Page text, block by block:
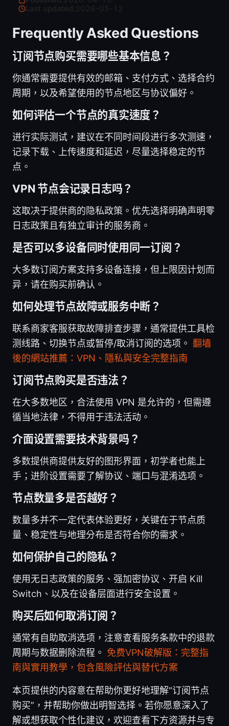
Last updated:
Frequently Asked Questions
订阅节点购买需要哪些基本信息？
你通常需要提供有效的邮箱、支付方式、选择合约
周期，以及希望使用的节点地区与协议偏好。
如何评估一个节点的真实速度？
进行实际测试，建议在不同时间段进行多次测速，
记录下载、上传速度和延迟，尽量选择稳定的节
点。
VPN 节点会记录日志吗？
这取决于提供商的隐私政策。优先选择明确声明零
日志政策且有独立审计的服务商。
是否可以多设备同时使用同一订阅？
大多数订阅方案支持多设备连接，但上限因计划而
异，请在购买前确认。
如何处理节点故障或服务中断？
联系商家客服获取故障排查步骤，通常提供工具检
测线路、切换节点或暂停/取消订阅的选项。 翻墙
後的網站推薦：VPN、隱私與安全完整指南
订阅节点购买是否违法？
在大多数地区，合法使用 VPN 是允许的，但需遵
循当地法律，不得用于违法活动。
介面设置需要技术背景吗？
多数提供商提供友好的图形界面，初学者也能上
手；进阶设置需要了解协议、端口与混淆选项。
节点数量多是否越好？
数量多并不一定代表体验更好，关键在于节点质
量、稳定性与地理分布是否符合你的需求。
如何保护自己的隐私？
使用无日志政策的服务、强加密协议、开启 Kill
Switch、以及在设备层面进行安全设置。
购买后如何取消订阅？
通常有自助取消选项，注意查看服务条款中的退款
周期与数据删除流程。 免费VPN破解版：完整指
南與實用教學，包含風險評估與替代方案
本页提供的内容意在帮助你更好地理解“订阅节点
购买”，并帮助你做出明智选择。若你愿意深入了
解或想获取个性化建议，欢迎查看下方资源并与专